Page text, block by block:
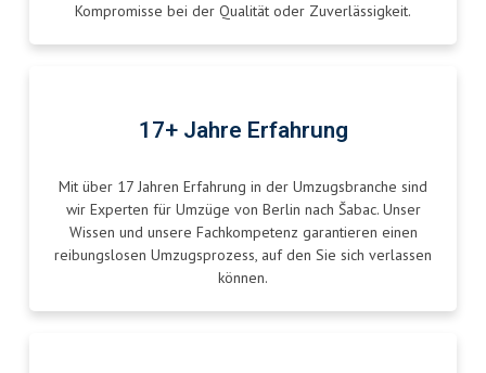
Kompromisse bei der Qualität oder Zuverlässigkeit.
17+ Jahre Erfahrung
Mit über 17 Jahren Erfahrung in der Umzugsbranche sind
wir Experten für Umzüge von Berlin nach Šabac. Unser
Wissen und unsere Fachkompetenz garantieren einen
reibungslosen Umzugsprozess, auf den Sie sich verlassen
können.